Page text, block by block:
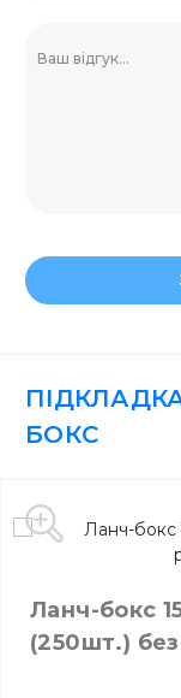
БОКС
Ланч-бокс
(250шт.)